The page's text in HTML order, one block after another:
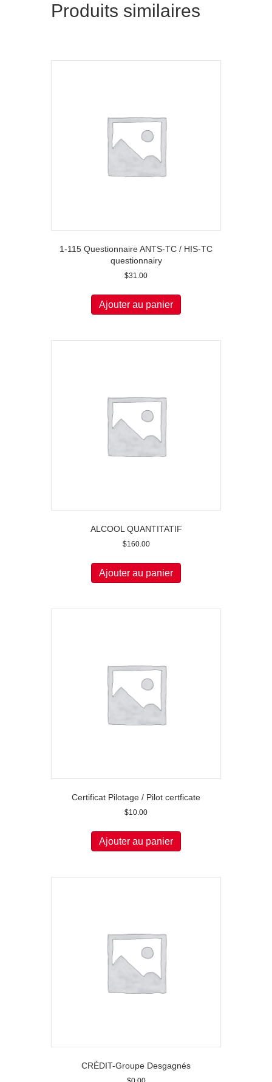
Produits similaires
1-115 Questionnaire ANTS-TC / HIS-TC
questionnairy
$31.00
Ajouter au panier
ALCOOL QUANTITATIF
$160.00
Ajouter au panier
Certificat Pilotage / Pilot certficate
$10.00
Ajouter au panier
CRÉDIT-Groupe Desgagnés